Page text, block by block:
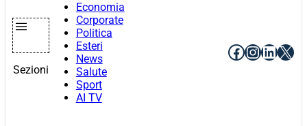
Sezioni
Economia
Corporate
Politica
Esteri
News
Salute
Sport
AI TV
Facebook
X